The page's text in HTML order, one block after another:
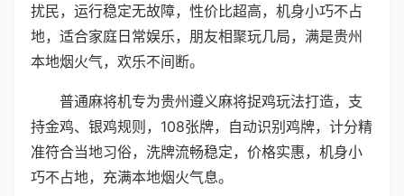
扰民，运行稳定无故障，性价比超高，机身小巧不占
地，适合家庭日常娱乐，朋友相聚玩几局，满是贵州
本地烟火气，欢乐不间断。
普通麻将机专为贵州遵义麻将捉鸡玩法打造，支
持金鸡、银鸡规则，108张牌，自动识别鸡牌，计分精
准符合当地习俗，洗牌流畅稳定，价格实惠，机身小
巧不占地，充满本地烟火气息。